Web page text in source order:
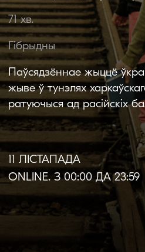
ратуючыся ад расійскіх бамбёжак
11 ЛІСТАПАДА
ONLINE. З 00:00 ДА 23:59
Пра фільм